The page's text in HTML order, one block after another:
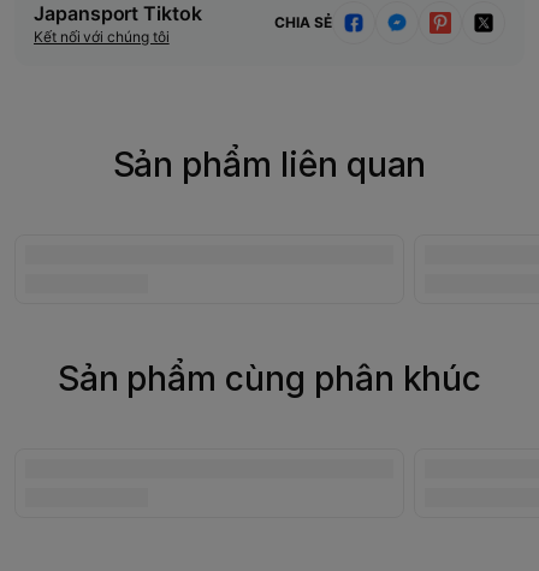
Japansport Tiktok
Kết nối với chúng tôi
CHIA SẺ
Sản phẩm liên quan
Sản phẩm cùng phân khúc